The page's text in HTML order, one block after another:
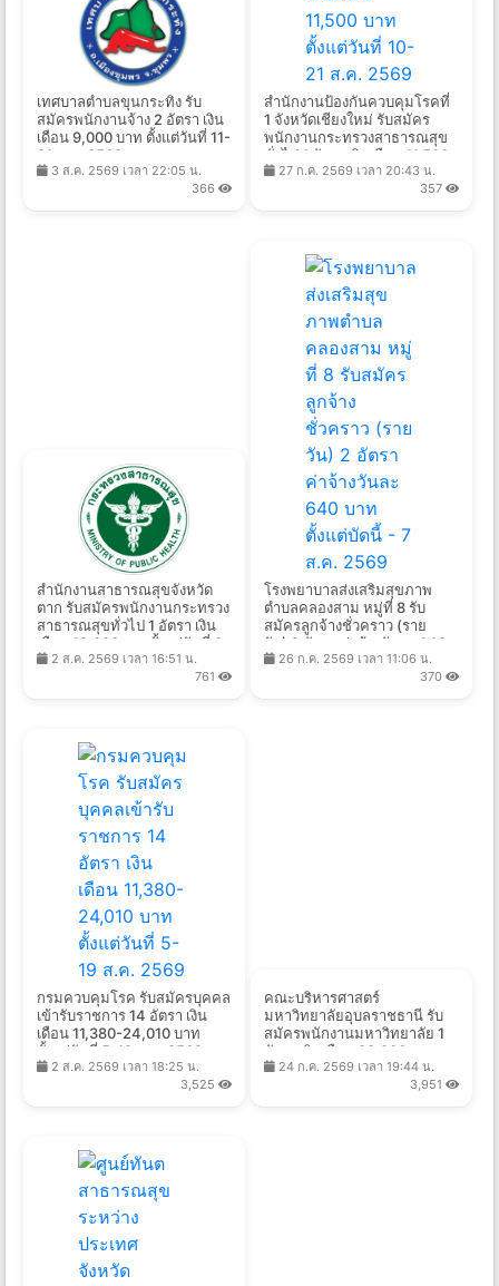
เทศบาลตำบลขุนกระทิง รับ
สมัครพนักงานจ้าง 2 อัตรา เงิน
เดือน 9,000 บาท ตั้งแต่วันที่ 11-
21 ส.ค. 2569
3 ส.ค. 2569 เวลา 22:05 น.
366
สำนักงานป้องกันควบคุมโรคที่
1 จังหวัดเชียงใหม่ รับสมัคร
พนักงานกระทรวงสาธารณสุข
ทั่วไป 1 อัตรา เงินเดือน 11,500
บาท ตั้งแต่วันที่ 10-21 ส.ค.
27 ก.ค. 2569 เวลา 20:43 น.
357
สำนักงานสาธารณสุขจังหวัด
ตาก รับสมัครพนักงานกระทรวง
สาธารณสุขทั่วไป 1 อัตรา เงิน
เดือน 18,000บาท ตั้งแต่วันที่ 3-
7 ส.ค. 2569
2 ส.ค. 2569 เวลา 16:51 น.
761
โรงพยาบาลส่งเสริมสุขภาพ
ตําบลคลองสาม หมู่ที่ 8 รับ
สมัครลูกจ้างชั่วคราว (ราย
วัน) 2 อัตรา ค่าจ้างวันละ 640
บาท ตั้งแต่บัดนี้ - 7 ส.ค. 2569
26 ก.ค. 2569 เวลา 11:06 น.
370
กรมควบคุมโรค รับสมัครบุคคล
เข้ารับราชการ 14 อัตรา เงิน
เดือน 11,380-24,010 บาท
ตั้งแต่วันที่ 5-19 ส.ค. 2569
2 ส.ค. 2569 เวลา 18:25 น.
3,525
คณะบริหารศาสตร์
มหาวิทยาลัยอุบลราชธานี รับ
สมัครพนักงานมหาวิทยาลัย 1
อัตรา เงินเดือน 28,000 -
33,600 บาท ตั้งแต่วันที่ 1 - 31
24 ก.ค. 2569 เวลา 19:44 น.
3,951